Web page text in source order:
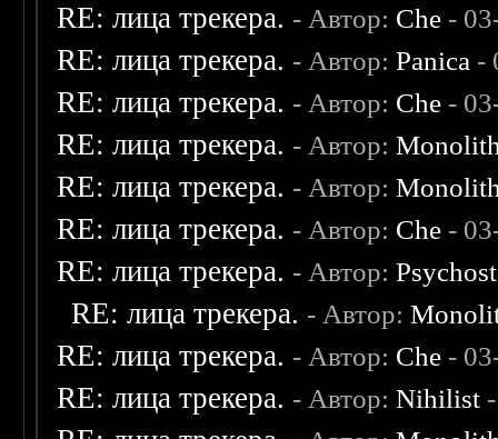
RE: лица трекера. - Автор: Che -
RE: лица трекера. - Автор:Panica -
RE: лица трекера. - Автор: Che -
RE: лица трекера. - Автор:
RE: лица трекера. - Автор:
RE: лица трекера. - Автор: Che -
RE: лица трекера. - Автор:
RE: лица трекера. - Автор:
RE: лица трекера. - Автор: Che -
RE: лица трекера. - Автор:Nihilist